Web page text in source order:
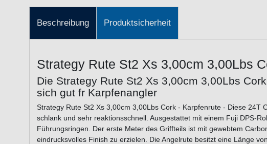
Beschreibung Produktsicherheit
Strategy Rute St2 Xs 3,00cm 3,00Lbs
Die Strategy Rute St2 Xs 3,00cm 3,00Lbs
sich gut fr Karpfenangler
Strategy Rute St2 Xs 3,00cm 3,00Lbs Cork - Karpfenrute - Diese 24T
schlank und sehr reaktionsschnell. Ausgestattet mit einem Fuji DPS-
Führungsringen. Der erste Meter des Griffteils ist mit gewebtem
eindrucksvolles Finish zu erzielen. Die Angelrute besitzt eine Länge